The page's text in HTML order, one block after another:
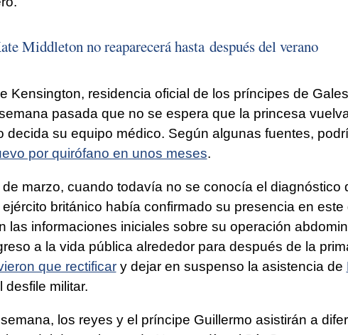
Middleton no reaparecerá hasta después del verano
Kensington, residencia oficial de los príncipes de
pasada que no se espera que la princesa
decida su equipo médico. Según algunas fuentes,
por quirófano en unos meses.
marzo, cuando todavía no se conocía el diagnóstico
británico había confirmado su presencia en este
las informaciones iniciales sobre su operación
a la vida pública alrededor para después de la
que rectificary dejar en suspenso la asistencia de
desfile militar.
los reyes y el príncipe Guillermo asistirán a